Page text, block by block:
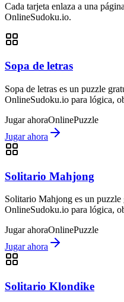
Cada tarjeta enlaza a una
OnlineSudoku.io.
Sopa de letras
Sopa de letras es un puzzle
OnlineSudoku.io para lógica,
Jugar ahoraOnlinePuzzle
Jugar ahora
Solitario Mahjong
Solitario Mahjong es un puzzle
OnlineSudoku.io para lógica,
Jugar ahoraOnlinePuzzle
Jugar ahora
Solitario Klondike